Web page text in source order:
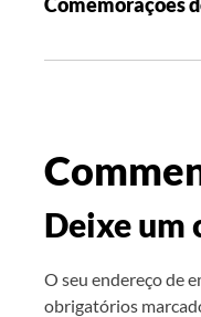
Deixe um
O seu endereço de
obrigatórios